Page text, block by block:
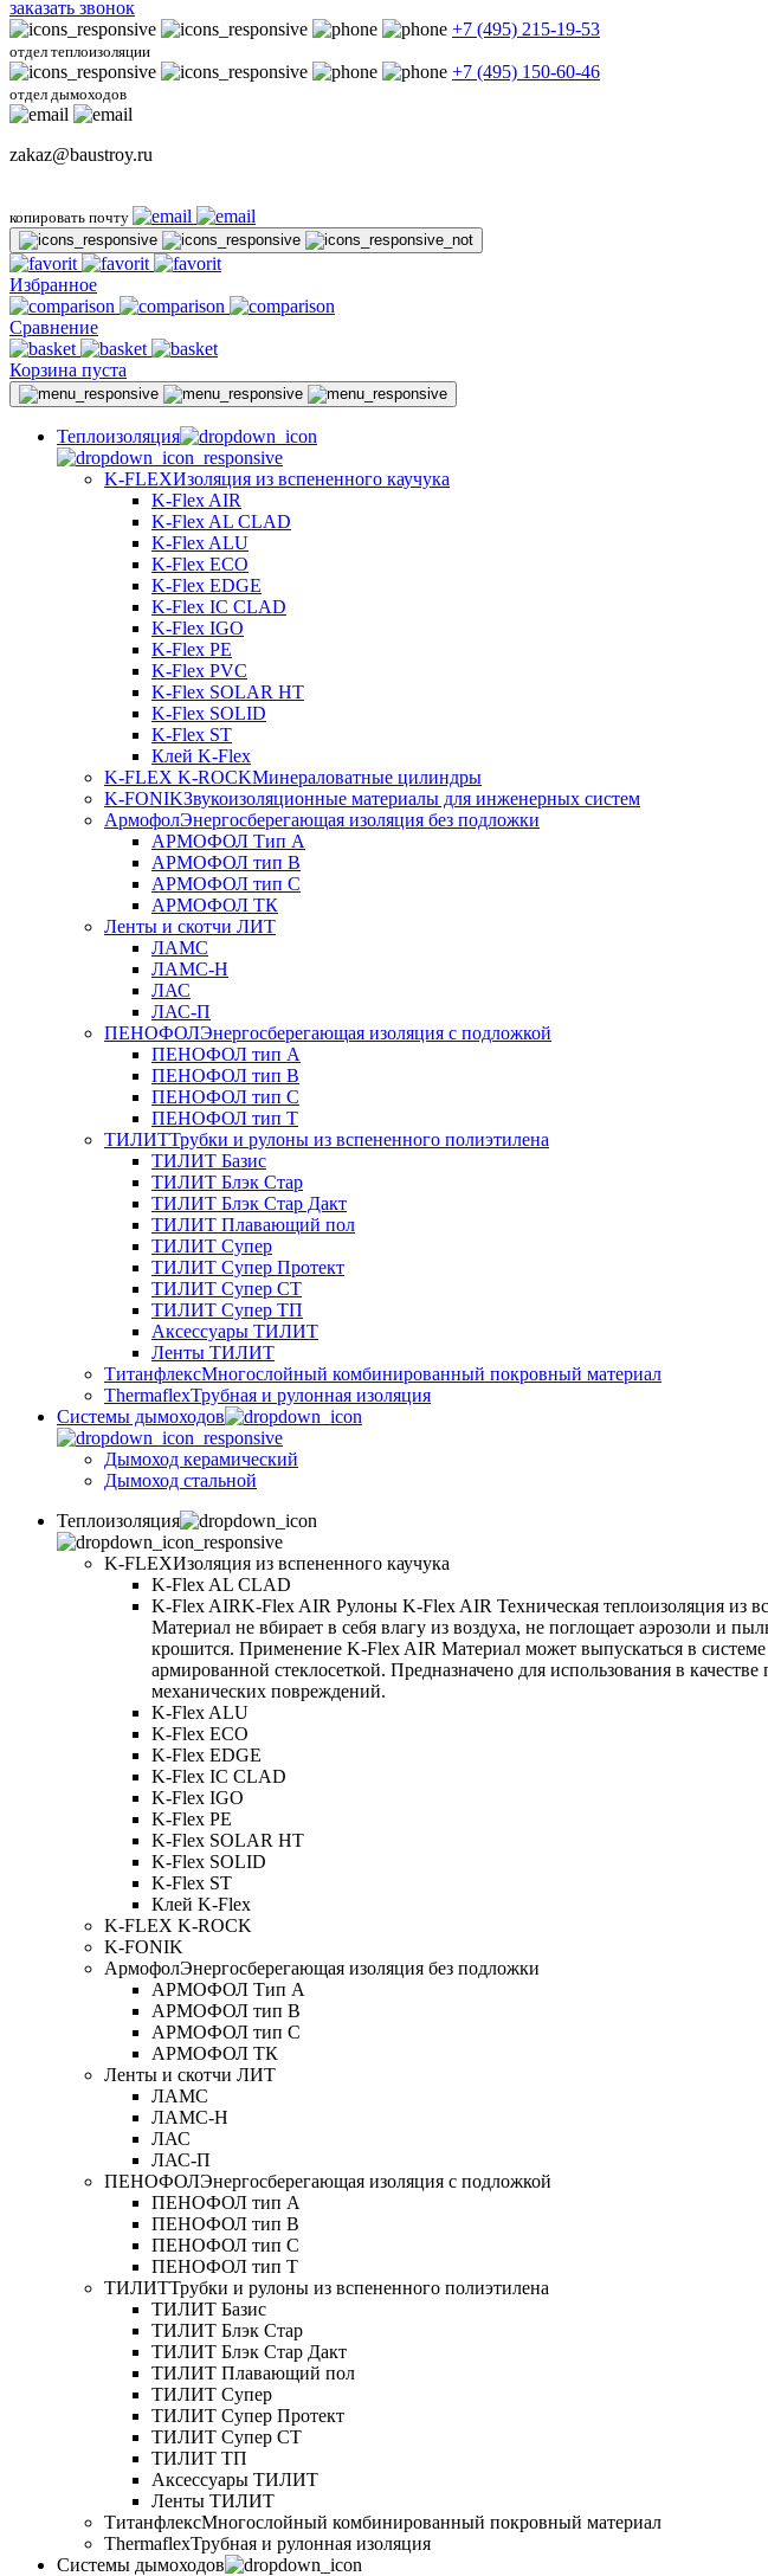
заказать звонок
+7 (495) 215-19-53
отдел теплоизоляции
+7 (495) 150-60-46
отдел дымоходов
zakaz@baustroy.ru
копировать почту
Избранное
Сравнение
Корзина пуста
Теплоизоляция
K-FLEXИзоляция из вспененного каучука
K-Flex AIR
K-Flex AL CLAD
K-Flex ALU
K-Flex ECO
K-Flex EDGE
K-Flex IC CLAD
K-Flex IGO
K-Flex PE
K-Flex PVC
K-Flex SOLAR HT
K-Flex SOLID
K-Flex ST
Клей K-Flex
K-FLEX K-ROCKМинераловатные цилиндры
K-FONIKЗвукоизоляционные материалы для инженерных систем
АрмофолЭнергосберегающая изоляция без подложки
АРМОФОЛ Тип А
АРМОФОЛ тип В
АРМОФОЛ тип C
АРМОФОЛ ТК
Ленты и скотчи ЛИТ
ЛАМС
ЛАМС-Н
ЛАС
ЛАС-П
ПЕНОФОЛЭнергосберегающая изоляция с подложкой
ПЕНОФОЛ тип А
ПЕНОФОЛ тип B
ПЕНОФОЛ тип C
ПЕНОФОЛ тип T
ТИЛИТТрубки и рулоны из вспененного полиэтилена
ТИЛИТ Базис
ТИЛИТ Блэк Стар
ТИЛИТ Блэк Стар Дакт
ТИЛИТ Плавающий пол
ТИЛИТ Супер
ТИЛИТ Супер Протект
ТИЛИТ Супер СТ
ТИЛИТ Супер ТП
Аксессуары ТИЛИТ
Ленты ТИЛИТ
ТитанфлексМногослойный комбинированный покровный материал
ThermaflexТрубная и рулонная изоляция
Cистемы дымоходов
Дымоход керамический
Дымоход стальной
Теплоизоляция
K-FLEXИзоляция из вспененного каучука
K-Flex AL CLAD
K-Flex AIRK-Flex AIR Рулоны K-Flex AIR Техническая теплоизоляция из
Материал не вбирает в себя влагу из воздуха, не поглощает аэрозоли и
крошится. Применение K-Flex AIR Материал может выпускаться в
армированной стеклосеткой. Предназначено для использования в
механических повреждений.
K-Flex ALU
K-Flex ECO
K-Flex EDGE
K-Flex IC CLAD
K-Flex IGO
K-Flex PE
K-Flex SOLAR HT
K-Flex SOLID
K-Flex ST
Клей K-Flex
K-FLEX K-ROCK
K-FONIK
АрмофолЭнергосберегающая изоляция без подложки
АРМОФОЛ Тип А
АРМОФОЛ тип В
АРМОФОЛ тип C
АРМОФОЛ ТК
Ленты и скотчи ЛИТ
ЛАМС
ЛАМС-Н
ЛАС
ЛАС-П
ПЕНОФОЛЭнергосберегающая изоляция с подложкой
ПЕНОФОЛ тип А
ПЕНОФОЛ тип B
ПЕНОФОЛ тип C
ПЕНОФОЛ тип T
ТИЛИТТрубки и рулоны из вспененного полиэтилена
ТИЛИТ Базис
ТИЛИТ Блэк Стар
ТИЛИТ Блэк Стар Дакт
ТИЛИТ Плавающий пол
ТИЛИТ Супер
ТИЛИТ Супер Протект
ТИЛИТ Супер СТ
ТИЛИТ ТП
Аксессуары ТИЛИТ
Ленты ТИЛИТ
ТитанфлексМногослойный комбинированный покровный материал
ThermaflexТрубная и рулонная изоляция
Cистемы дымоходов